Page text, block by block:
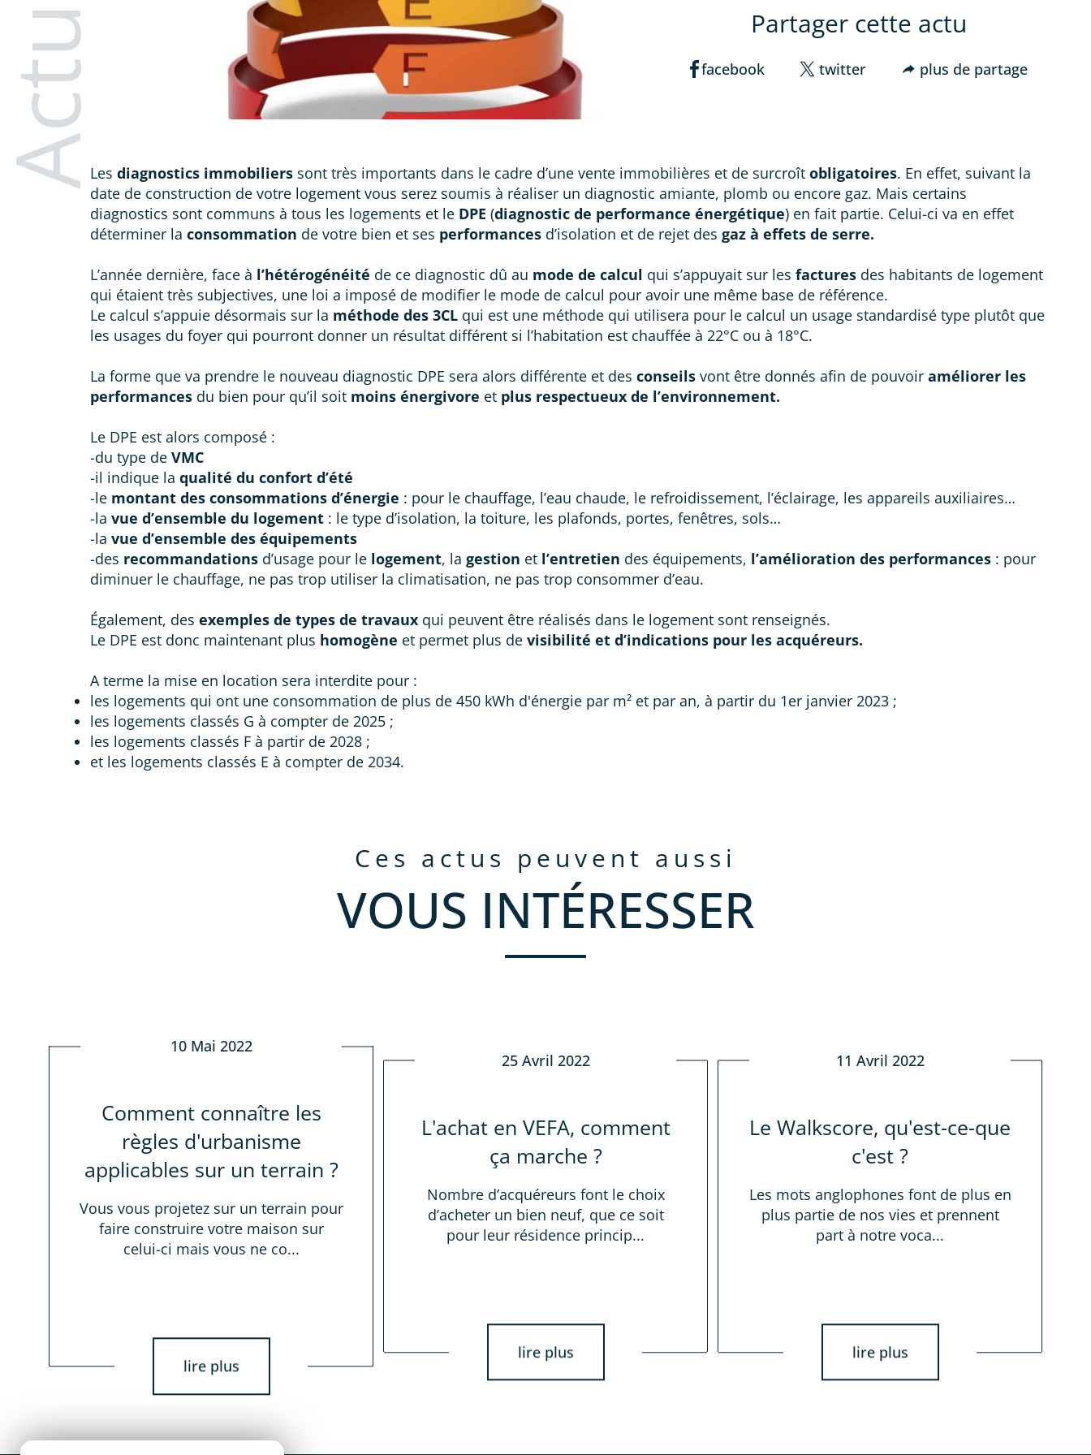
Partager cette actu
facebook twitter plus de partage
Les diagnostics immobiliers sont très importants dans le cadre d’une vente immobilières et de surcroît obligatoires. En effet, suivant la
date de construction de votre logement vous serez soumis à réaliser un diagnostic amiante, plomb ou encore gaz. Mais certains
diagnostics sont communs à tous les logements et le DPE (diagnostic de performance énergétique) en fait partie. Celui-ci va en effet
déterminer la consommation de votre bien et ses performances d’isolation et de rejet des gaz à effets de serre.
L’année dernière, face à l’hétérogénéité de ce diagnostic dû au mode de calcul qui s’appuyait sur les factures des habitants de logement
qui étaient très subjectives, une loi a imposé de modifier le mode de calcul pour avoir une même base de référence.
Le calcul s’appuie désormais sur la méthode des 3CL qui est une méthode qui utilisera pour le calcul un usage standardisé type plutôt que
les usages du foyer qui pourront donner un résultat différent si l’habitation est chauffée à 22°C ou à 18°C.
La forme que va prendre le nouveau diagnostic DPE sera alors différente et des conseils vont être donnés afin de pouvoir améliorer les
performances du bien pour qu’il soit moins énergivore et plus respectueux de l’environnement.
Le DPE est alors composé :
-du type de VMC
-il indique la qualité du confort d’été
-le montant des consommations d’énergie : pour le chauffage, l’eau chaude, le refroidissement, l’éclairage, les appareils auxiliaires…
-la vue d’ensemble du logement : le type d’isolation, la toiture, les plafonds, portes, fenêtres, sols…
-la vue d’ensemble des équipements
-des recommandations d’usage pour le logement, la gestion et l’entretien des équipements, l’amélioration des performances : pour
diminuer le chauffage, ne pas trop utiliser la climatisation, ne pas trop consommer d’eau.
Également, des exemples de types de travaux qui peuvent être réalisés dans le logement sont renseignés.
Le DPE est donc maintenant plus homogène et permet plus de visibilité et d’indications pour les acquéreurs.
A terme la mise en location sera interdite pour :
les logements qui ont une consommation de plus de 450 kWh d'énergie par m² et par an, à partir du 1er janvier 2023 ;
les logements classés G à compter de 2025 ;
les logements classés F à partir de 2028 ;
et les logements classés E à compter de 2034.
ces actus peuvent aussi
VOUS INTÉRESSER
10 Mai 2022
Comment connaître les
règles d'urbanisme
applicables sur un terrain ?
Vous vous projetez sur un terrain pour
faire construire votre maison sur
celui-ci mais vous ne co...
lire plus
25 Avril 2022
L'achat en VEFA, comment
ça marche ?
Nombre d’acquéreurs font le choix
d’acheter un bien neuf, que ce soit
pour leur résidence princip...
lire plus
11 Avril 2022
Le Walkscore, qu'est-ce-que
c'est ?
Les mots anglophones font de plus en
plus partie de nos vies et prennent
part à notre voca...
lire plus